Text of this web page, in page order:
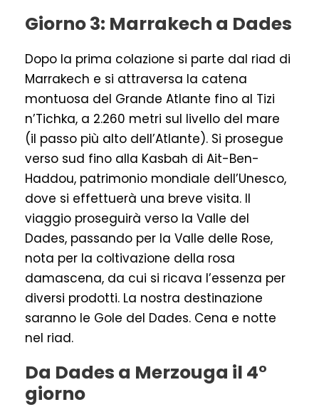
Giorno 3: Marrakech a Dades
Dopo la prima colazione si parte dal riad di
Marrakech e si attraversa la catena
montuosa del Grande Atlante fino al Tizi
n’Tichka, a 2.260 metri sul livello del mare
(il passo più alto dell’Atlante). Si prosegue
verso sud fino alla Kasbah di Ait-Ben-
Haddou, patrimonio mondiale dell’Unesco,
dove si effettuerà una breve visita. Il
viaggio proseguirà verso la Valle del
Dades, passando per la Valle delle Rose,
nota per la coltivazione della rosa
damascena, da cui si ricava l’essenza per
diversi prodotti. La nostra destinazione
saranno le Gole del Dades. Cena e notte
nel riad.
Da Dades a Merzouga il 4°
giorno